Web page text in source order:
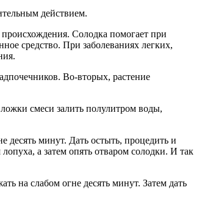
действием.
Солодка помогает при
средство. При заболеваниях легких,
Во-вторых, растение
смеси залить полулитром воды,
десять минут. Дать остыть, процедить и
а затем опять отваром солодки. И так
на слабом огне десять минут. Затем дать